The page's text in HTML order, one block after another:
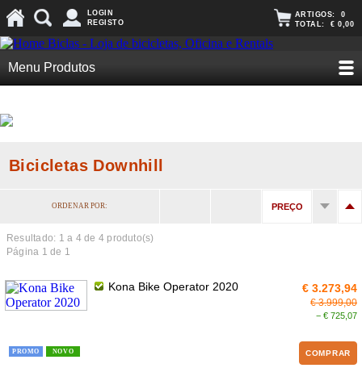
LOGIN
REGISTO
ARTIGOS: 0
TOTAL: € 0,00
Menu Produtos
Bicicletas Downhill
ORDENAR POR: PREÇO
Resultado: 1 a 4de 4 produto(s)
Página 1 de 1
NOVO
PROMO
Kona Bike Operator 2020 € 3.273,94
€ 3.999,00
− € 725,07
COMPRAR